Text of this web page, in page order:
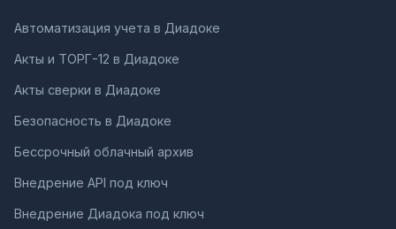
Автоматизация учета в Диадоке
Акты и ТОРГ-12 в Диадоке
Акты сверки в Диадоке
Безопасность в Диадоке
Бессрочный облачный архив
Внедрение API под ключ
Внедрение Диадока под ключ